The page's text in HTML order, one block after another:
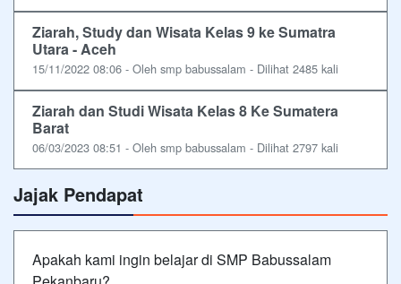
Ziarah, Study dan Wisata Kelas 9 ke Sumatra
Utara - Aceh
15/11/2022 08:06 - Oleh smp babussalam - Dilihat 2485 kali
Ziarah dan Studi Wisata Kelas 8 Ke Sumatera
Barat
06/03/2023 08:51 - Oleh smp babussalam - Dilihat 2797 kali
Jajak Pendapat
Apakah kami ingin belajar di SMP Babussalam